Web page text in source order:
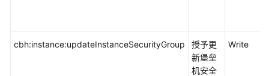
cbh:instance:updateInstanceSecurityGroup
授予更
新堡垒
机安全
Write